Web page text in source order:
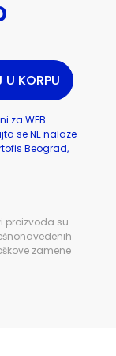
U KORPU
za WEB
se NE nalaze
Beograd,
proizvoda su
zamene